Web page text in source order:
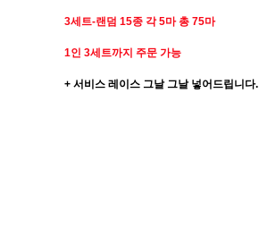
3세트-랜덤 15종 각 5마 총 75마
1인 3세트까지 주문 가능
+ 서비스 레이스 그날 그날 넣어드립니다.